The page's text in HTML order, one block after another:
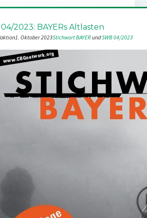
2023: BAYERs Altlasten
1. Oktober 2023Stichwort BAYER und SWB 04/2023